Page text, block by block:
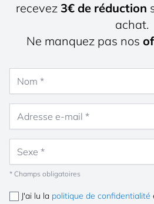
recevez 3€ de réduction
achat.
Ne manquez pas nos
* Champs obligatoires
J'ai lu la politique de confidentialité